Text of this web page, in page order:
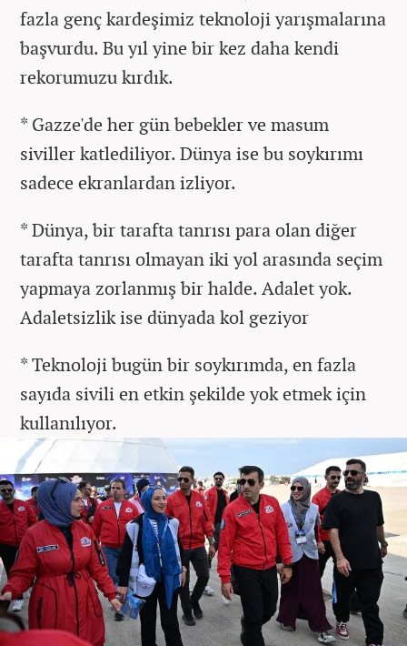
fazla genç kardeşimiz teknoloji yarışmalarına
başvurdu. Bu yıl yine bir kez daha kendi
rekorumuzu kırdık.
* Gazze'de her gün bebekler ve masum
siviller katlediliyor. Dünya ise bu soykırımı
sadece ekranlardan izliyor.
* Dünya, bir tarafta tanrısı para olan diğer
tarafta tanrısı olmayan iki yol arasında seçim
yapmaya zorlanmış bir halde. Adalet yok.
Adaletsizlik ise dünyada kol geziyor
* Teknoloji bugün bir soykırımda, en fazla
sayıda sivili en etkin şekilde yok etmek için
kullanılıyor.